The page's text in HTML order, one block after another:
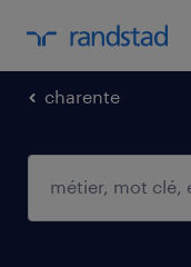
charente